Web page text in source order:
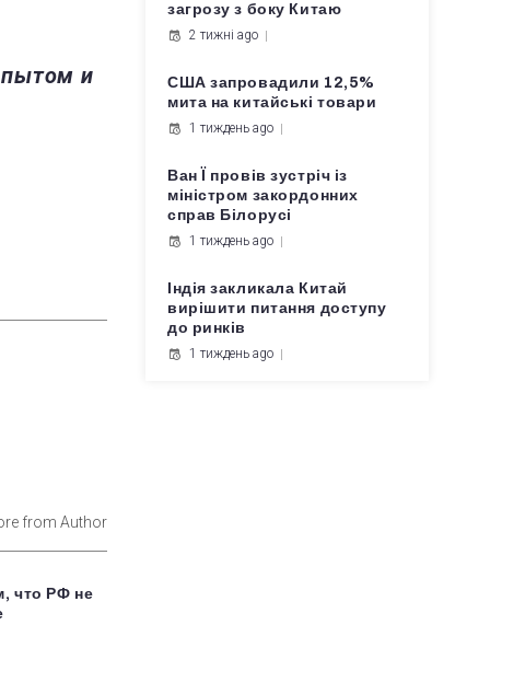
и
from Author
что РФ не
загрозу з боку Китаю
2 тижні ago
США запровадили 12,5%
мита на китайські товари
1 тиждень ago
Ван Ї провів зустріч із
міністром закордонних
справ Білорусі
1 тиждень ago
Індія закликала Китай
вирішити питання доступу
до ринків
1 тиждень ago